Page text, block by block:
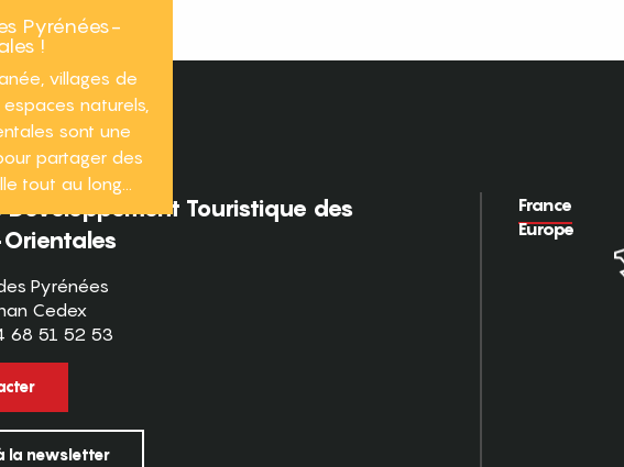
Pyrénées-
!
villages de
naturels,
sont une
partager des
tout au long...
Développement Touristique des
Pyrénées
Cedex
68 51 52 53
la newsletter
France
Europe